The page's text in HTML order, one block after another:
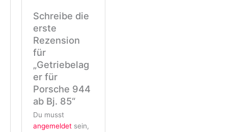
Schreibe die
erste
Rezension
für
„Getriebelag
er für
Porsche 944
ab Bj. 85“
Du musst
angemeldet sein,